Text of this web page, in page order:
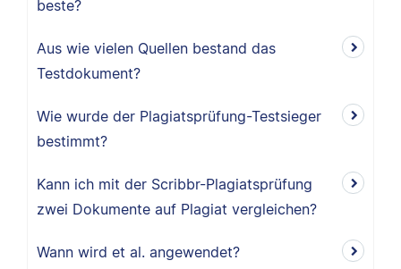
beste?
Aus wie vielen Quellen bestand das
Testdokument?
Wie wurde der Plagiatsprüfung-Testsieger
bestimmt?
Kann ich mit der Scribbr-Plagiatsprüfung
zwei Dokumente auf Plagiat vergleichen?
Wann wird et al. angewendet?